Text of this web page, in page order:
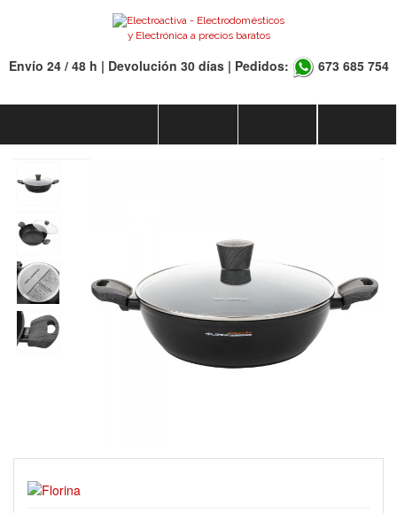
Envío 24 / 48 h | Devolución 30 días | Pedidos: 673 685 754